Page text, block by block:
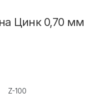
Цинк 0,70 мм
Z-100